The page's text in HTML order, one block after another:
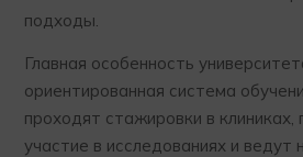
подходы.
Главная особенность
ориентированная система
проходят стажировки в клиниках,
участие в исследованиях и ведут